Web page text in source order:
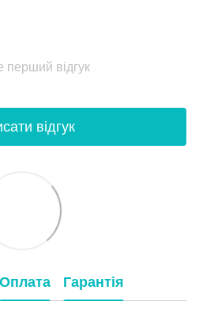
перший відгук
відгук
Оплата Гарантія